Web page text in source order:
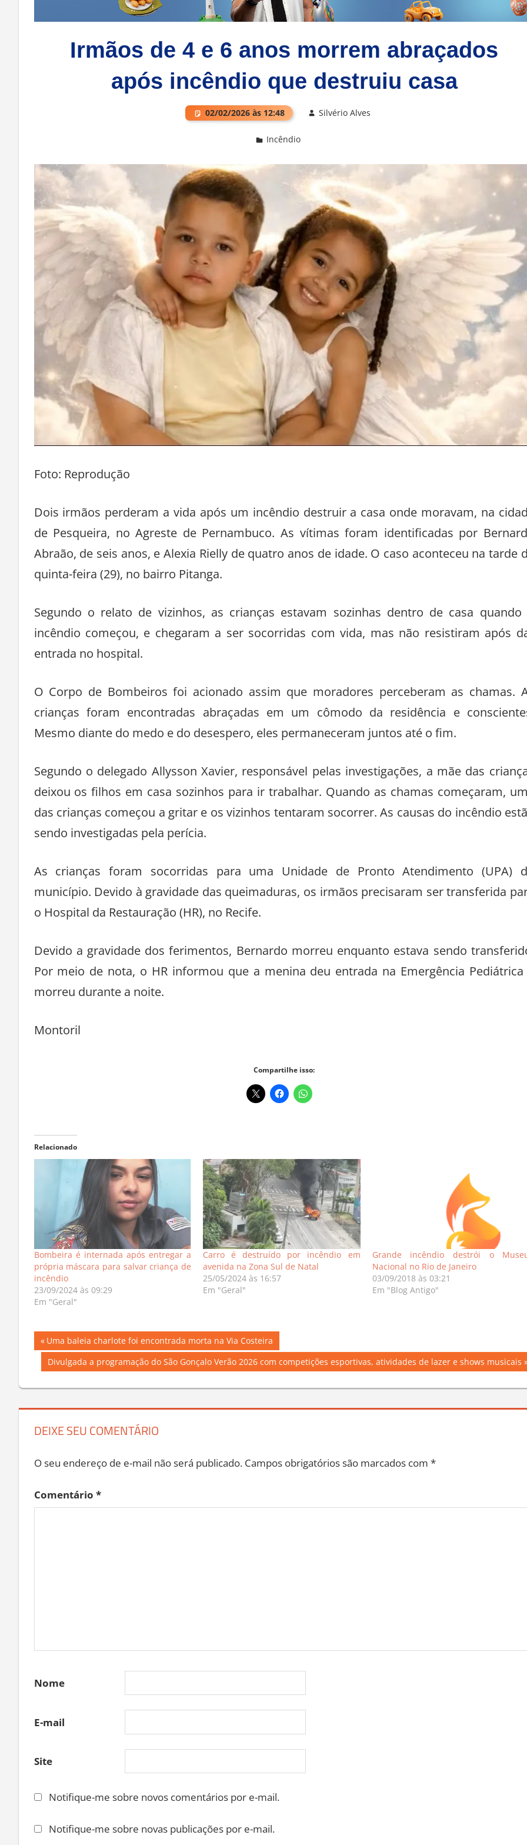
Irmãos de 4 e 6 anos morrem abraçados
após incêndio que destruiu casa
02/02/2026 às 12:48
Foto: Reprodução
Dois irmãos perderam a vida após um incêndio destruir a casa onde moravam, na
de Pesqueira, no Agreste de Pernambuco. As vítimas foram identificadas por
Abraão, de seis anos, e Alexia Rielly de quatro anos de idade. O caso aconteceu na tarde
quinta-feira (29), no bairro Pitanga.
Segundo o relato de vizinhos, as crianças estavam sozinhas dentro de casa quando
incêndio começou, e chegaram a ser socorridas com vida, mas não resistiram após
entrada no hospital.
O Corpo de Bombeiros foi acionado assim que moradores perceberam as chamas.
crianças foram encontradas abraçadas em um cômodo da residência e
Mesmo diante do medo e do desespero, eles permaneceram juntos até o fim.
Segundo o delegado Allysson Xavier, responsável pelas investigações, a mãe das
deixou os filhos em casa sozinhos para ir trabalhar. Quando as chamas começaram,
das crianças começou a gritar e os vizinhos tentaram socorrer. As causas do incêndio
sendo investigadas pela perícia.
As crianças foram socorridas para uma Unidade de Pronto Atendimento (UPA)
município. Devido à gravidade das queimaduras, os irmãos precisaram ser transferida
o Hospital da Restauração (HR), no Recife.
Devido a gravidade dos ferimentos, Bernardo morreu enquanto estava sendo
Por meio de nota, o HR informou que a menina deu entrada na Emergência Pediátrica
morreu durante a noite.
Montoril
Compartilhe isso:
Bombeira é internada após entregar a
própria máscara para salvar criança de
incêndio
23/09/2024 às 09:29
Em "Geral"
Carro é destruído por incêndio em
avenida na Zona Sul de Natal
25/05/2024 às 16:57
Em "Geral"
Grande incêndio destrói o
Nacional no Rio de Janeiro
03/09/2018 às 03:21
Em "Blog Antigo"
Navegação
de
Post
Previous
Post:
Uma baleia charlote foi encontrada morta na Via Costeira
Next
Divulgada a programação do São Gonçalo Verão 2026 com competições esportivas, atividades de lazer e shows musicais
DEIXE SEU COMENTÁRIO
O seu endereço de e-mail não será publicado. Campos obrigatórios são marcados com
Comentário
Nome
E-mail
Site
Notifique-me sobre novos comentários por e-mail.
Notifique-me sobre novas publicações por e-mail.